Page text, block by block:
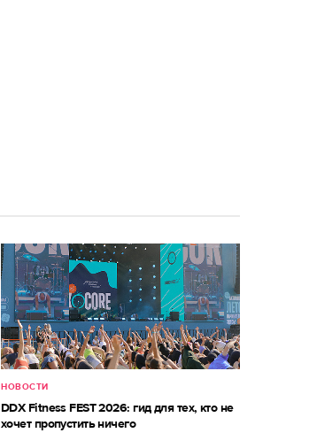
НОВОСТИ
DDX Fitness FEST 2026: гид для тех, кто не
хочет пропустить ничего